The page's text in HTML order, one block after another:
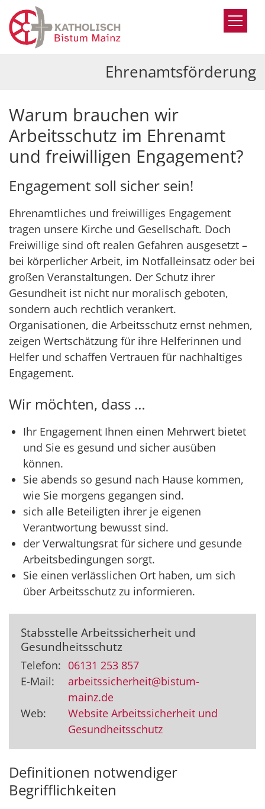
Zum Inhalt springen
Ehrenamtsförderung
Warum brauchen wir
Arbeitsschutz im Ehrenamt
und freiwilligen Engagement?
Engagement soll sicher sein!
Ehrenamtliches und freiwilliges Engagement
tragen unsere Kirche und Gesellschaft. Doch
Freiwillige sind oft realen Gefahren ausgesetzt –
bei körperlicher Arbeit, im Notfalleinsatz oder bei
großen Veranstaltungen. Der Schutz ihrer
Gesundheit ist nicht nur moralisch geboten,
sondern auch rechtlich verankert.
Organisationen, die Arbeitsschutz ernst nehmen,
zeigen Wertschätzung für ihre Helferinnen und
Helfer und schaffen Vertrauen für nachhaltiges
Engagement.
Wir möchten, dass …
Ihr Engagement Ihnen einen Mehrwert bietet
und Sie es gesund und sicher ausüben
können.
Sie abends so gesund nach Hause kommen,
wie Sie morgens gegangen sind.
sich alle Beteiligten ihrer je eigenen
Verantwortung bewusst sind.
der Verwaltungsrat für sichere und gesunde
Arbeitsbedingungen sorgt.
Sie einen verlässlichen Ort haben, um sich
über Arbeitsschutz zu informieren.
Stabsstelle Arbeitssicherheit und
Gesundheitsschutz
Telefon: 06131 253 857
E-Mail:
arbeitssicherheit@bistum-
mainz.de
Web:
Website Arbeitssicherheit und
Gesundheitsschutz
Definitionen notwendiger
Begrifflichkeiten